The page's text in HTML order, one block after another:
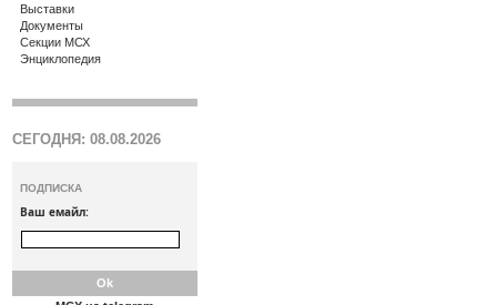
Выставки
Документы
Секции МСХ
Энциклопедия
СЕГОДНЯ: 08.08.2026
ПОДПИСКА
Ваш емайл: